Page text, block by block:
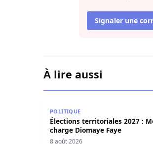
Signaler une
À lire aussi
POLITIQUE
Élections territoriales 2027 :
charge Diomaye Faye
8 août 2026